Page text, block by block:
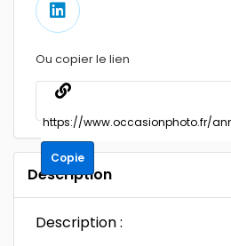
Ou copier le lien
Copie
Description
Description :